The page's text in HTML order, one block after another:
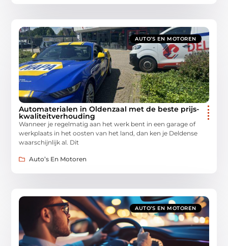
AUTO’S EN MOTOREN
Automaterialen in Oldenzaal met de beste prijs-
kwaliteitverhouding
Wanneer je regelmatig aan het werk bent in een garage of
werkplaats in het oosten van het land, dan ken je Deldense
waarschijnlijk al. Dit
Auto’s En Motoren
AUTO’S EN MOTOREN